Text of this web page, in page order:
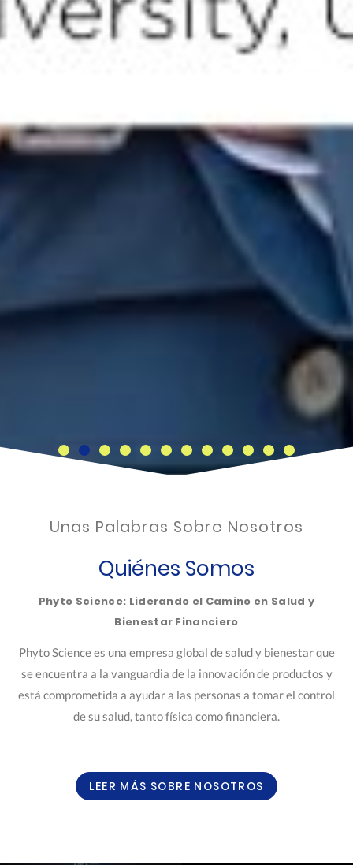
Unas Palabras Sobre Nosotros
Quiénes Somos
Phyto Science: Liderando el Camino en Salud y
Bienestar Financiero
Phyto Science es una empresa global de salud y bienestar que
se encuentra a la vanguardia de la innovación de productos y
está comprometida a ayudar a las personas a tomar el control
de su salud, tanto física como financiera.
LEER MÁS SOBRE NOSOTROS